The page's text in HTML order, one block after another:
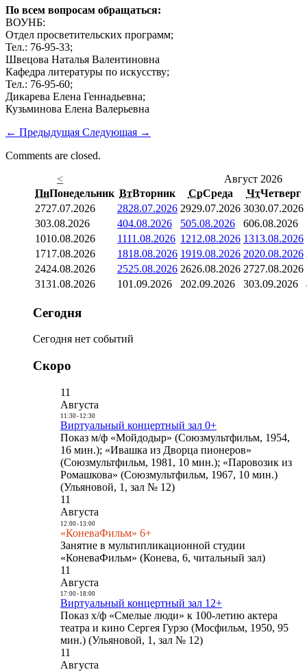
По всем вопросам обращаться:
ВОУНБ:
Отдел просветительских программ;
Тел.: 76-95-33;
Швецова Наталья Валентиновна
Кафедра литературы по искусству;
Тел.: 76-95-60;
Дикарева Елена Геннадьевна;
Кузьминова Елена Валерьевна
← Предыдущая Следующая →
Comments are closed.
<
Август 2026
ПнПонедельник ВтВторник СрСреда ЧтЧетверг
2727.07.2026 2828.07.2026 2929.07.2026 3030.07.2026
303.08.2026 404.08.2026 505.08.2026 606.08.2026
1010.08.2026 1111.08.2026 1212.08.2026 1313.08.2026
1717.08.2026 1818.08.2026 1919.08.2026 2020.08.2026
2424.08.2026 2525.08.2026 2626.08.2026 2727.08.2026
3131.08.2026 101.09.2026 202.09.2026 303.09.2026
Сегодня
Сегодня нет событий
Скоро
11
Августа
11:30- 12:30
Виртуальный концертный зал 0+
Показ м/ф «Мойдодыр» (Союзмультфильм, 1954,
16 мин.); «Ивашка из Дворца пионеров»
(Союзмультфильм, 1981, 10 мин.); «Паровозик из
Ромашкова» (Союзмультфильм, 1967, 10 мин.)
(Ульяновой, 1, зал № 12)
11
Августа
12:00- 13:00
«КоневаФильм» 6+
Занятие в мультипликационной студии
«КоневаФильм» (Конева, 6, читальный зал)
11
Августа
17:00- 18:00
Виртуальный концертный зал 12+
Показ х/ф «Смелые люди» к 100-летию актера
театра и кино Сергея Гурзо (Мосфильм, 1950, 95
мин.) (Ульяновой, 1, зал № 12)
11
Августа